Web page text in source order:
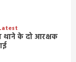
थाने के दो आरक्षक